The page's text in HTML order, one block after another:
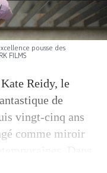
pousse des
FILMS
Reidy, le
de
vingt-cinq ans
comme miroir